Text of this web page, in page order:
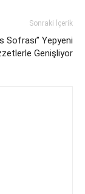
Sonraki İçerik
Sofrası” Yepyeni
Genişliyor